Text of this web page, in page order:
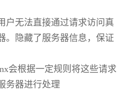
户无法直接通过请求访问真
。隐藏了服务器信息，保证
会根据一定规则将这些请求
务器进行处理